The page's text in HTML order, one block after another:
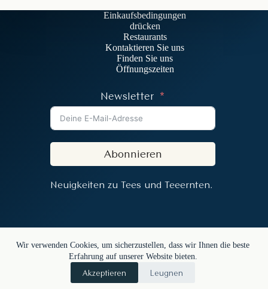
Wir verwenden Cookies, um sicherzustellen, dass wir Ihnen die beste
Erfahrung auf unserer Website bieten.
Akzeptieren Leugnen
Einkaufsbedingungen
drücken
Restaurants
Kontaktieren Sie uns
Finden Sie uns
Öffnungszeiten
Newsletter
Abonnieren
Neuigkeiten zu Tees und Teeernten.